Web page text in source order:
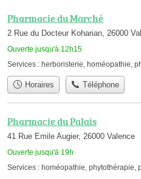
Pharmacie du Marché
2 Rue du Docteur Koharian, 26000
Ouverte jusqu'à 12h15
Services : herboristerie, homéopathie,
Horaires Téléphone
Pharmacie du Palais
41 Rue Emile Augier, 26000 Valence
Ouverte jusqu'à 19h
Services : homéopathie phytothérapie